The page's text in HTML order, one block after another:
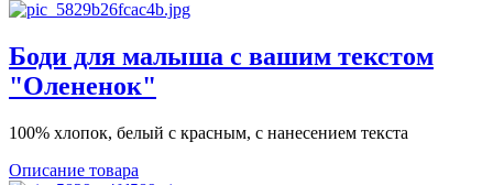
Боди для малыша с вашим текстом
"Олененок"
100% хлопок, белый с красным, с нанесением текста
Описание товара